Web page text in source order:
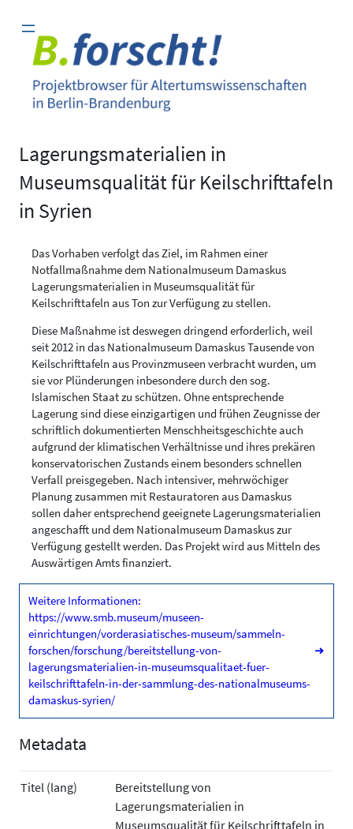
Inhalt
springen
Lagerungsmaterialien in
Museumsqualität für Keilschrifttafeln
in Syrien
Das Vorhaben verfolgt das Ziel, im Rahmen einer
Notfallmaßnahme dem Nationalmuseum Damaskus
Lagerungsmaterialien in Museumsqualität für
Keilschrifttafeln aus Ton zur Verfügung zu stellen.
Diese Maßnahme ist deswegen dringend erforderlich, weil
seit 2012 in das Nationalmuseum Damaskus Tausende von
Keilschrifttafeln aus Provinzmuseen verbracht wurden, um
sie vor Plünderungen inbesondere durch den sog.
Islamischen Staat zu schützen. Ohne entsprechende
Lagerung sind diese einzigartigen und frühen Zeugnisse der
schriftlich dokumentierten Menschheitsgeschichte auch
aufgrund der klimatischen Verhältnisse und ihres prekären
konservatorischen Zustands einem besonders schnellen
Verfall preisgegeben. Nach intensiver, mehrwöchiger
Planung zusammen mit Restauratoren aus Damaskus
sollen daher entsprechend geeignete Lagerungsmaterialien
angeschafft und dem Nationalmuseum Damaskus zur
Verfügung gestellt werden. Das Projekt wird aus Mitteln des
Auswärtigen Amts finanziert.
Weitere Informationen:
https://www.smb.museum/museen-
einrichtungen/vorderasiatisches-museum/sammeln-
forschen/forschung/bereitstellung-von-
lagerungsmaterialien-in-museumsqualitaet-fuer-
keilschrifttafeln-in-der-sammlung-des-nationalmuseums-
damaskus-syrien/
➜
Metadata
Titel (lang)
Bereitstellung von
Lagerungsmaterialien in
Museumsqualität für Keilschrifttafeln in